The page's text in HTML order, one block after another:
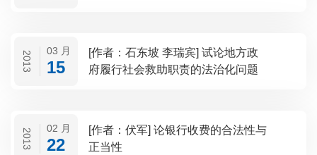
2013 03 月
15
[作者：石东坡 李瑞宾] 试论地方政
府履行社会救助职责的法治化问题
2013 02 月
22
[作者：伏军] 论银行收费的合法性与
正当性